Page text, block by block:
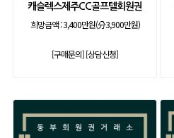
캐슬렉스제주CC골프텔회원권
희망금액 :3,400만원(分3,900만원)
[구매문의][상담신청]